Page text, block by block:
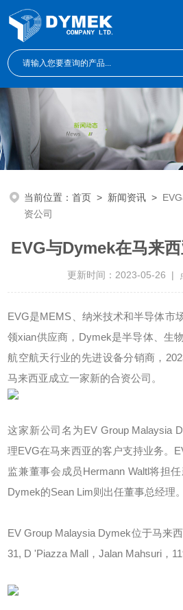
当前位置：首页 > 新闻资讯 >
资公司
EVG与Dymek在马来
更新时间：2023-05-26 |
EVG是MEMS、纳米技术和半导体市
领xian供应商，Dymek是半导体、生
航空航天行业的先进设备分销商，
马来西亚成立一家新的合资公司。
这家新公司名为EV Group Malaysia
理EVG在马来西亚的客户支持业务。
监兼董事会成员Hermann Waltl将担
Dymek的Sean Lim则出任董事总经理。
EV Group Malaysia Dymek位于马来
31, D 'Piazza Mall，Jalan Mahsuri，